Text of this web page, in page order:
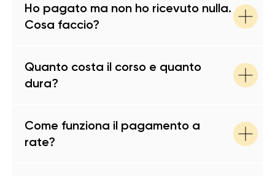
Ho pagato ma non ho ricevuto nulla.
Cosa faccio?
Quanto costa il corso e quanto
dura?
Come funziona il pagamento a
rate?